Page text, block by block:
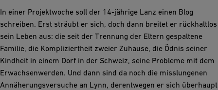
In einer Projektwoche soll der 14-jährige Lanz einen Blog
schreiben. Erst sträubt er sich, doch dann breitet er rückhaltlos
sein Leben aus: die seit der Trennung der Eltern gespaltene
Familie, die Kompliziertheit zweier Zuhause, die Ödnis seiner
Kindheit in einem Dorf in der Schweiz, seine Probleme mit dem
Erwachsenwerden. Und dann sind da noch die misslungenen
Annäherungsversuche an Lynn, derentwegen er sich überhaupt